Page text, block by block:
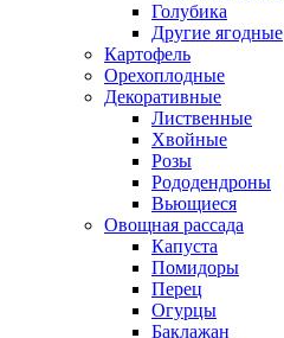
Голубика
Другие ягодные
Картофель
Орехоплодные
Декоративные
Лиственные
Хвойные
Розы
Рододендроны
Вьющиеся
Овощная рассада
Капуста
Помидоры
Перец
Огурцы
Баклажан